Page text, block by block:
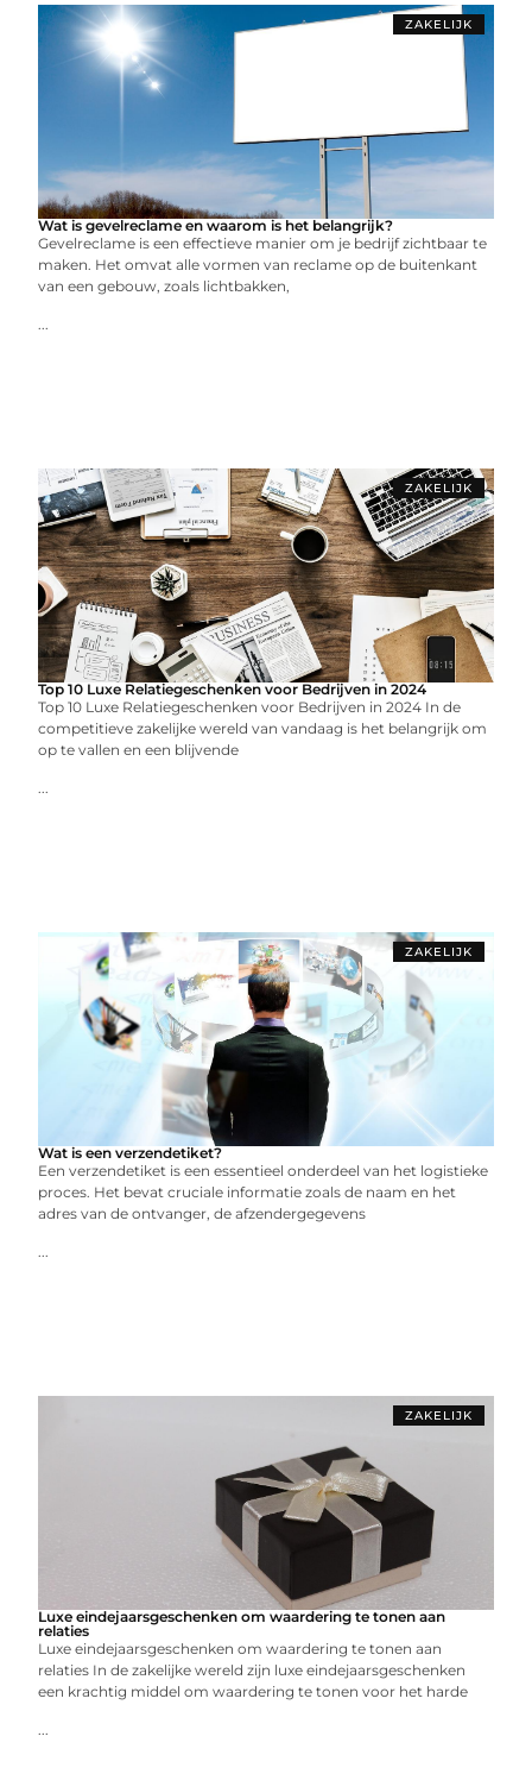
ZAKELIJK
Wat is gevelreclame en waarom is het belangrijk?
Gevelreclame is een effectieve manier om je bedrijf zichtbaar te
maken. Het omvat alle vormen van reclame op de buitenkant
van een gebouw, zoals lichtbakken,
...
ZAKELIJK
Top 10 Luxe Relatiegeschenken voor Bedrijven in 2024
Top 10 Luxe Relatiegeschenken voor Bedrijven in 2024 In de
competitieve zakelijke wereld van vandaag is het belangrijk om
op te vallen en een blijvende
...
ZAKELIJK
Wat is een verzendetiket?
Een verzendetiket is een essentieel onderdeel van het logistieke
proces. Het bevat cruciale informatie zoals de naam en het
adres van de ontvanger, de afzendergegevens
...
ZAKELIJK
Luxe eindejaarsgeschenken om waardering te tonen aan
relaties
Luxe eindejaarsgeschenken om waardering te tonen aan
relaties In de zakelijke wereld zijn luxe eindejaarsgeschenken
een krachtig middel om waardering te tonen voor het harde
...